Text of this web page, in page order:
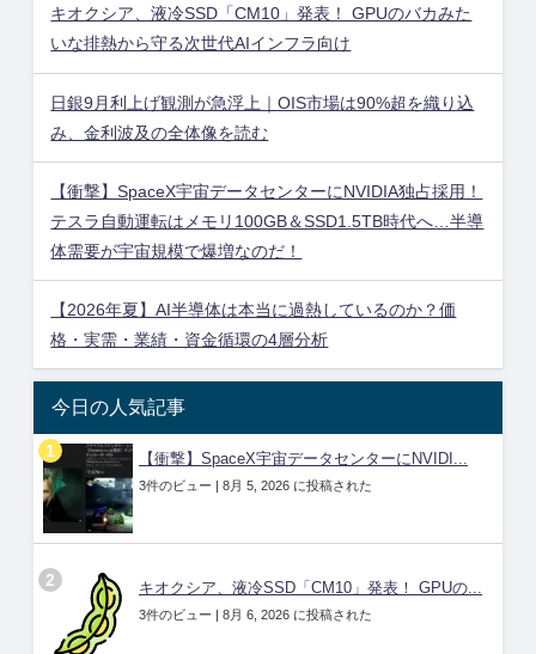
キオクシア、液冷SSD「CM10」発表！ GPUのバカみた
いな排熱から守る次世代AIインフラ向け
日銀9月利上げ観測が急浮上｜OIS市場は90%超を織り込
み、金利波及の全体像を読む
【衝撃】SpaceX宇宙データセンターにNVIDIA独占採用！
テスラ自動運転はメモリ100GB＆SSD1.5TB時代へ…半導
体需要が宇宙規模で爆増なのだ！
【2026年夏】AI半導体は本当に過熱しているのか？価
格・実需・業績・資金循環の4層分析
今日の人気記事
【衝撃】SpaceX宇宙データセンターにNVIDI...
3件のビュー | 8月 5, 2026 に投稿された
キオクシア、液冷SSD「CM10」発表！ GPUの...
3件のビュー | 8月 6, 2026 に投稿された